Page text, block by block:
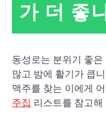
가 더 좋
동성로는 분위기 좋
많고 밤에 활기가 큽
맥주를 찾는 이에게
주집 리스트를 참고